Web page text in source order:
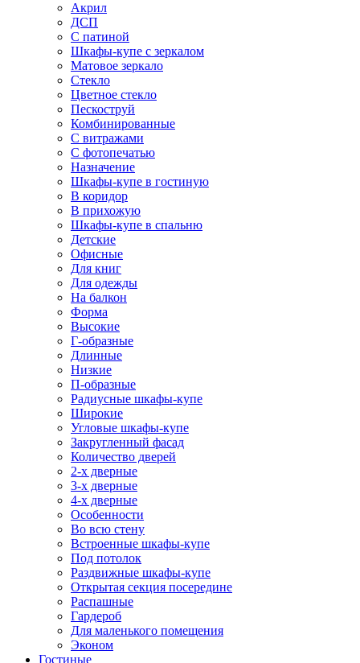
Акрил
ДСП
С патиной
Шкафы-купе с зеркалом
Матовое зеркало
Стекло
Цветное стекло
Пескоструй
Комбинированные
С витражами
С фотопечатью
Назначение
Шкафы-купе в гостиную
В коридор
В прихожую
Шкафы-купе в спальню
Детские
Офисные
Для книг
Для одежды
На балкон
Форма
Высокие
Г-образные
Длинные
Низкие
П-образные
Радиусные шкафы-купе
Широкие
Угловые шкафы-купе
Закругленный фасад
Количество дверей
2-х дверные
3-х дверные
4-х дверные
Особенности
Во всю стену
Встроенные шкафы-купе
Под потолок
Раздвижные шкафы-купе
Открытая секция посередине
Распашные
Гардероб
Для маленького помещения
Эконом
Гостиные